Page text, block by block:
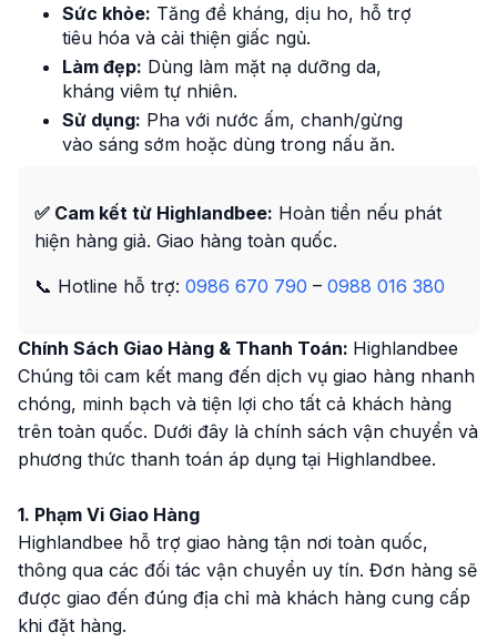
Sức khỏe: Tăng đề kháng, dịu ho, hỗ trợ
tiêu hóa và cải thiện giấc ngủ.
Làm đẹp: Dùng làm mặt nạ dưỡng da,
kháng viêm tự nhiên.
Sử dụng: Pha với nước ấm, chanh/gừng
vào sáng sớm hoặc dùng trong nấu ăn.
✅ Cam kết từ Highlandbee: Hoàn tiền nếu phát
hiện hàng giả. Giao hàng toàn quốc.
📞 Hotline hỗ trợ: 0986 670 790 – 0988 016 380
Chính Sách Giao Hàng & Thanh Toán: Highlandbee
Chúng tôi cam kết mang đến dịch vụ giao hàng nhanh
chóng, minh bạch và tiện lợi cho tất cả khách hàng
trên toàn quốc. Dưới đây là chính sách vận chuyển và
phương thức thanh toán áp dụng tại Highlandbee.
1. Phạm Vi Giao Hàng
Highlandbee hỗ trợ giao hàng tận nơi toàn quốc,
thông qua các đối tác vận chuyển uy tín. Đơn hàng sẽ
được giao đến đúng địa chỉ mà khách hàng cung cấp
khi đặt hàng.